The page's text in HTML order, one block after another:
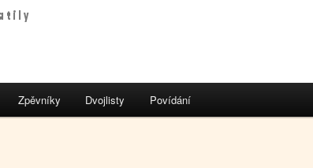
Zpěvníky Dvojlisty Povídání